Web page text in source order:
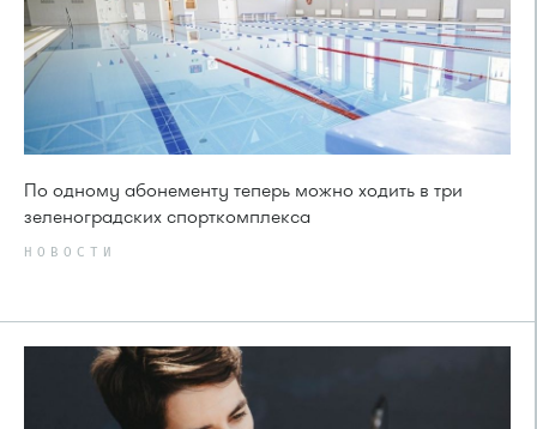
По одному абонементу теперь можно ходить в три
зеленоградских спорткомплекса
НОВОСТИ